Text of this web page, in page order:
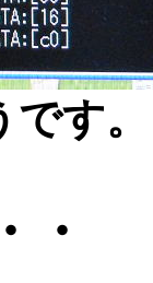
です
・